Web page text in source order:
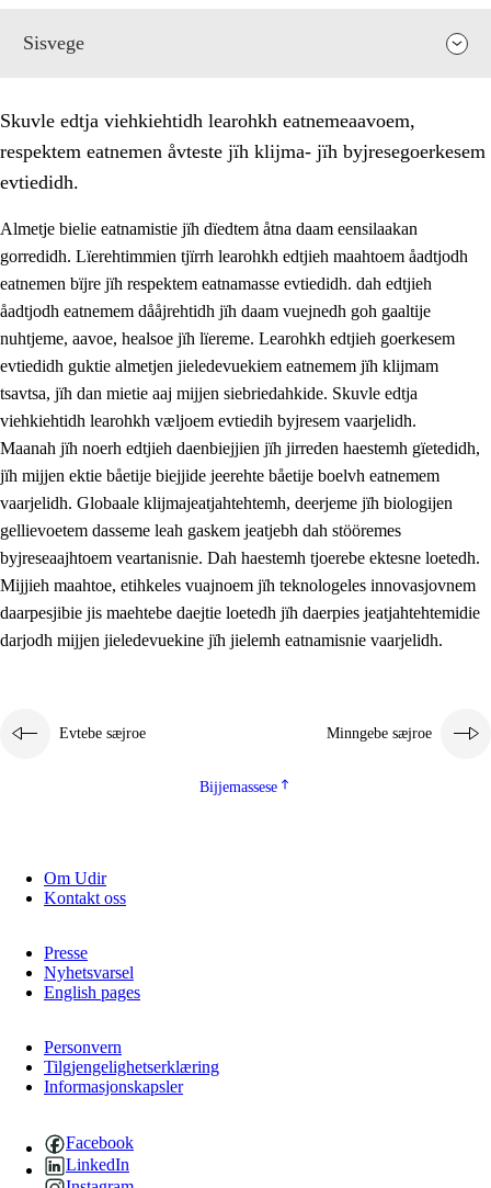
Sisvege
1. Lïerehtimmien aarvoevåarome
1.1 Almetjeaarvoe
1.2 Identiteete jïh kulturellen gellievoete
1.3 Laejhtehks ussjedimmie jïh etihkeles vuajnoe
1.4
Skaepiedimmievoeteaavoe, eadtjohkevoete jïh
goerehtimmievæljoe
Eatnemem krööhkestidh jïh byjresegoerkesevoete
1.6 Demokratije jïh meatanårrome
Skuvle edtja viehkiehtidh learohkh eatnemeaavoem,
respektem eatnemen åvteste jïh klijma- jïh byjresegoerkesem
evtiedidh.
Almetje bielie eatnamistie jïh dïedtem åtna daam eensilaakan
gorredidh. Lïerehtimmien tjïrrh learohkh edtjieh maahtoem åadtjodh
eatnemen bïjre jïh respektem eatnamasse evtiedidh. dah edtjieh
åadtjodh eatnemem dååjrehtidh jïh daam vuejnedh goh gaaltije
nuhtjeme, aavoe, healsoe jïh lïereme. Learohkh edtjieh goerkesem
evtiedidh guktie almetjen jieledevuekiem eatnemem jïh klijmam
tsavtsa, jïh dan mietie aaj mijjen siebriedahkide. Skuvle edtja
viehkiehtidh learohkh væljoem evtiedih byjresem vaarjelidh.
Maanah jïh noerh edtjieh daenbiejjien jïh jirreden haestemh gïetedidh,
jïh mijjen ektie båetije biejjide jeerehte båetije boelvh eatnemem
vaarjelidh. Globaale klijmajeatjahtehtemh, deerjeme jïh biologijen
gellievoetem dasseme leah gaskem jeatjebh dah stööremes
byjreseaajhtoem veartanisnie. Dah haestemh tjoerebe ektesne loetedh.
Mijjieh maahtoe, etihkeles vuajnoem jïh teknologeles innovasjovnem
daarpesjibie jis maehtebe daejtie loetedh jïh daerpies jeatjahtehtemidie
darjodh mijjen jieledevuekine jïh jielemh eatnamisnie vaarjelidh.
Evtebe sæjroe Minngebe sæjroe
Bijjemassese
Om Udir
Kontakt oss
Presse
Nyhetsvarsel
English pages
Personvern
Tilgjengelighetserklæring
Informasjonskapsler
Facebook
LinkedIn